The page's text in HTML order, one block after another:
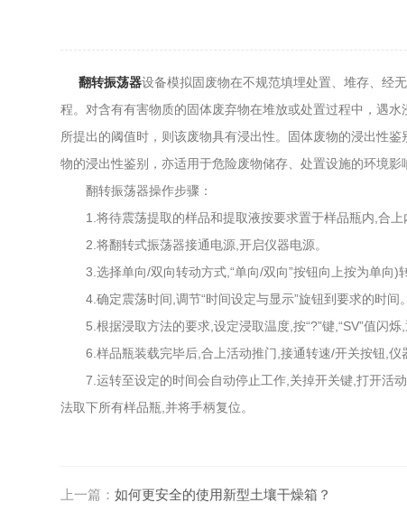
翻转振荡器设备模拟固废物在不规范填埋处置、堆存、经
程。对含有有害物质的固体废弃物在堆放或处置过程中，遇
所提出的阈值时，则该废物具有浸出性。固体废物的浸出性
物的浸出性鉴别，亦适用于危险废物储存、处置设施的环境影
翻转振荡器操作步骤：
1.将待震荡提取的样品和提取液按要求置于样品瓶内,合上
2.将翻转式振荡器接通电源,开启仪器电源。
3.选择单向/双向转动方式,“单向/双向”按钮向上按为单向)
4.确定震荡时间,调节“时间设定与显示”旋钮到要求的时间。
5.根据浸取方法的要求,设定浸取温度,按“?”键,“SV”值闪烁,
6.样品瓶装载完毕后,合上活动推门,接通转速/开关按钮,仪
7.运转至设定的时间会自动停止工作,关掉开关键,打开活动
法取下所有样品瓶,并将手柄复位。
上一篇：如何更安全的使用新型土壤干燥箱？